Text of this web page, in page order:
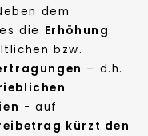
dem
die Erhöhung
bzw.
– d.h.
- auf
kürzt den